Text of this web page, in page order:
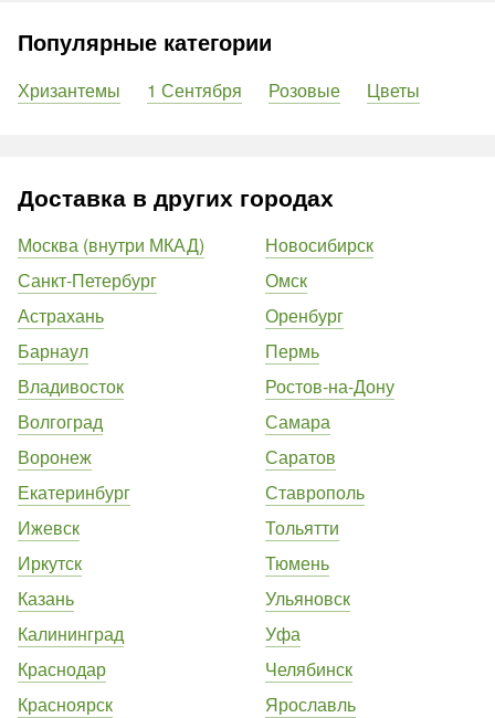
Популярные категории
Хризантемы 1 Сентября Розовые Цветы
Доставка в других городах
Москва (внутри МКАД)
Санкт-Петербург
Астрахань
Барнаул
Владивосток
Волгоград
Воронеж
Екатеринбург
Ижевск
Иркутск
Казань
Калининград
Краснодар
Красноярск
Новосибирск
Омск
Оренбург
Пермь
Ростов-на-Дону
Самара
Саратов
Ставрополь
Тольятти
Тюмень
Ульяновск
Уфа
Челябинск
Ярославль